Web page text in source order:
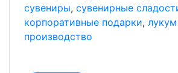
сувениры, сувенирные
корпоративные подарки, лукум
производство